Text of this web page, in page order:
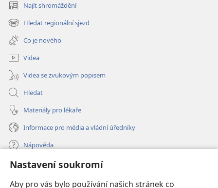
Nastavení soukromí
Aby pro vás bylo používání našich stránek co
Najít shromáždění
(otevřeno
nové
okno)
Hledat regionální sjezd
(otevřeno
nové
okno)
Co je nového
Videa
Videa se zvukovým popisem
Hledat
Materiály pro lékaře
Informace pro média a vládní úředníky
Nápověda
Dary
nové